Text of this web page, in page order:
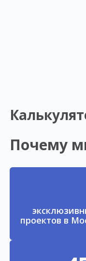
Почему
проектов в